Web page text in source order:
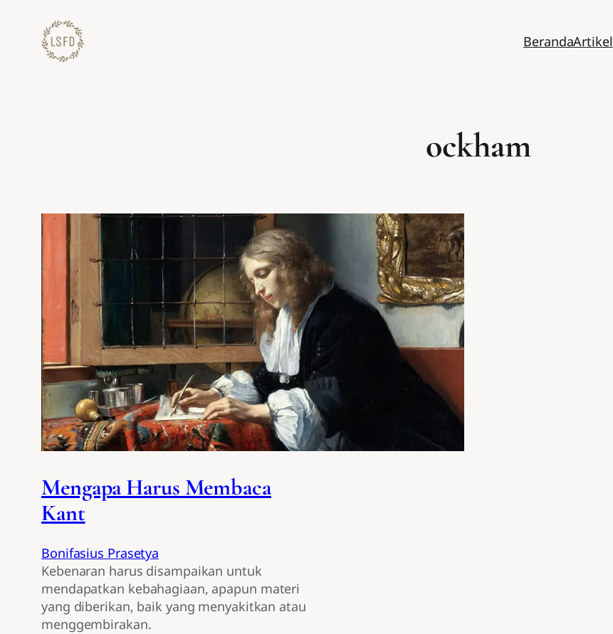
konten
BerandaArtikel
ockham
Mengapa Harus Membaca
Kant
Bonifasius Prasetya
Kebenaran harus disampaikan untuk
mendapatkan kebahagiaan, apapun materi
yang diberikan, baik yang menyakitkan atau
menggembirakan.